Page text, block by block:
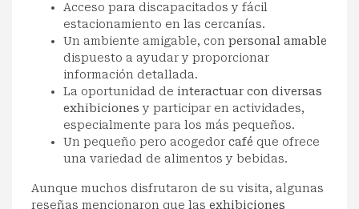
Acceso para discapacitados y fácil
estacionamiento en las cercanías.
Un ambiente amigable, con personal amable
dispuesto a ayudar y proporcionar
información detallada.
La oportunidad de interactuar con diversas
exhibiciones y participar en actividades,
especialmente para los más pequeños.
Un pequeño pero acogedor café que ofrece
una variedad de alimentos y bebidas.
Aunque muchos disfrutaron de su visita, algunas
reseñas mencionaron que las exhibiciones